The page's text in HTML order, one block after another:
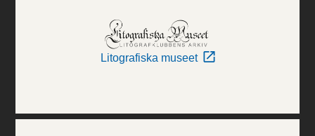
Litografiska museet